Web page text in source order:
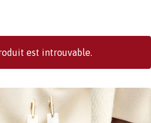
est introuvable.